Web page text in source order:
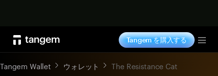
Tangem を購入する
Tangem Wallet ウォレット The Resistance Cat